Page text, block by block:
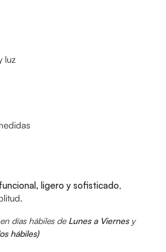
luz
funcional, ligero y sofisticado,
días hábiles de Lunes a Viernesy
hábiles)